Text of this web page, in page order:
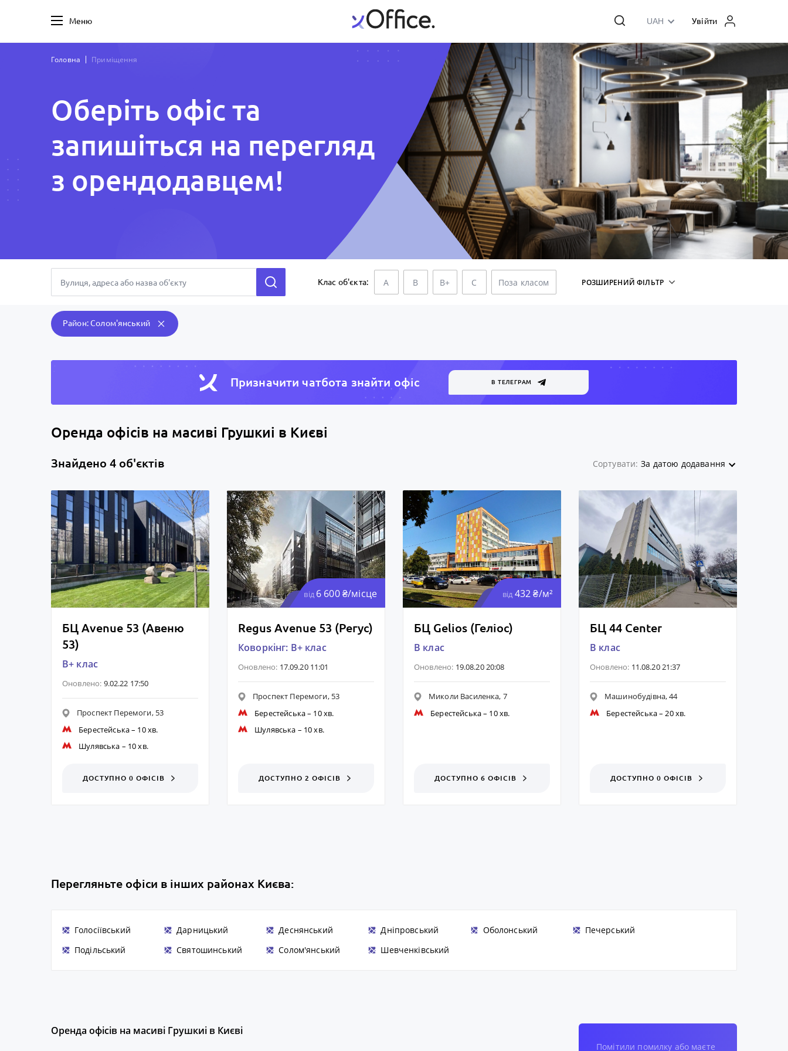
Меню UAH Увійти
Головна Приміщення
Оберіть офіс та
запишіться на перегляд
з орендодавцем!
РОЗШИРЕНИЙ ФІЛЬТР
Клас об'єкта: A B B+ C Поза класом
Район: Солом'янський
Призначити чатбота знайти офiс В ТЕЛЕГРАМ
Оренда офісів на масиві Грушкиі в Києві
Знайдено 4 об'єктів Сортувати: За датою додавання
БЦ Avenue 53 (Авеню
53)
B+ клас
Оновлено: 9.02.22 17:50
Проспект Перемоги, 53
Берестейська– 10 хв.
Шулявська – 10 хв.
ДОСТУПНО 0 ОФІСІВ
від 6 600 ₴/місце
Regus Avenue 53 (Регус)
Коворкінг: B+ клас
Оновлено: 17.09.20 11:01
Проспект Перемоги, 53
Берестейська– 10 хв.
Шулявська – 10 хв.
ДОСТУПНО 2 ОФІСІВ
від 432 ₴/м²
БЦ Gelios (Геліос)
B клас
Оновлено: 19.08.20 20:08
Миколи Василенка, 7
Берестейська– 10 хв.
ДОСТУПНО 6 ОФІСІВ
БЦ 44 Center
B клас
Оновлено: 11.08.20 21:37
Машинобудівна, 44
Берестейська– 20 хв.
ДОСТУПНО 0 ОФІСІВ
Перегляньте офіси в інших районах Києва:
Голосіївський Дарницький Деснянський Дніпровський Оболонський
Печерський
Подільський
Святошинський Солом'янський Шевченківський
Оренда офісів на масиві Грушкиі в Києві
Помітили помилку або маєте